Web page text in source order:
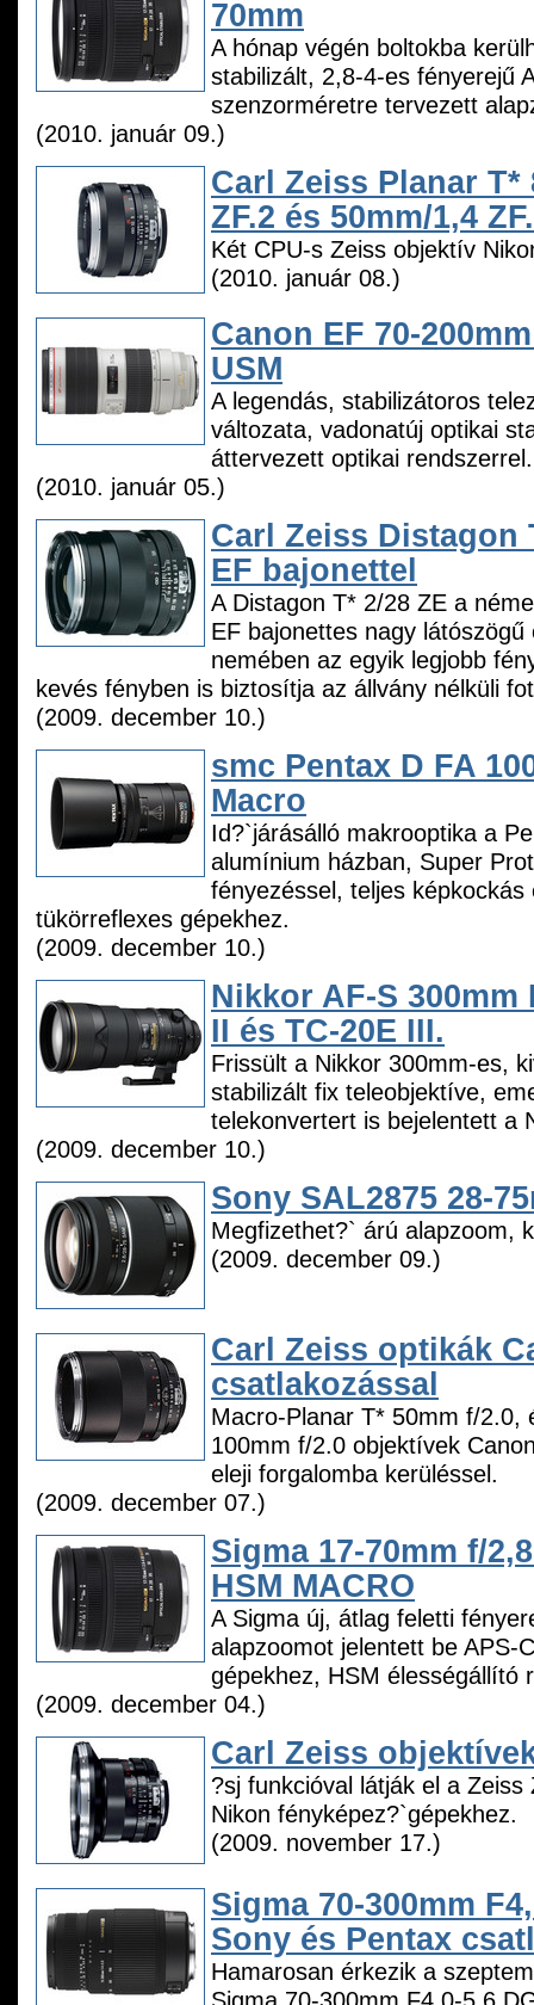
70mm
A hónap végén boltokba
stabilizált, 2,8-4-es fényerejű
szenzorméretre tervezett
(2010. január 09.)
Carl Zeiss Planar T*
ZF.2 és 50mm/1,4
Két CPU-s Zeiss objektív
(2010. január 08.)
Canon EF 70-
USM
A legendás, stabilizátoros
változata, vadonatúj optikai
áttervezett optikai rendszerrel.
(2010. január 05.)
Carl Zeiss Distagon
EF bajonettel
A Distagon T* 2/28 ZE a
EF bajonettes nagy
nemében az egyik legjobb
kevés fényben is biztosítja az állvány nélküli
(2009. december 10.)
smc Pentax D FA
Macro
Id?`járásálló makrooptika a
alumínium házban, Super
fényezéssel, teljes képkockás
tükörreflexes gépekhez.
(2009. december 10.)
Nikkor AF-S 300mm
II és TC-20E III.
Frissült a Nikkor 300mm-es,
stabilizált fix teleobjektíve,
telekonvertert is bejelentett a
(2009. december 10.)
Sony SAL2875 28-
Megfizethet?` árú alapzoom,
(2009. december 09.)
Carl Zeiss optikák
csatlakozással
Macro-Planar T* 50mm f/2.0,
100mm f/2.0 objektívek
eleji forgalomba kerüléssel.
(2009. december 07.)
Sigma 17-70mm f/
HSM MACRO
A Sigma új, átlag feletti
alapzoomot jelentett be APS-
gépekhez, HSM élességállító
(2009. december 04.)
Carl Zeiss
?sj funkcióval látják el a Zeiss
Nikon fényképez?`gépekhez.
(2009. november 17.)
Sigma 70-300mm
Sony és Pentax
Hamarosan érkezik a